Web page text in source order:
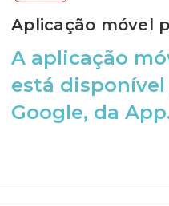
Aplicação móvel
A aplicação
está
Google, da